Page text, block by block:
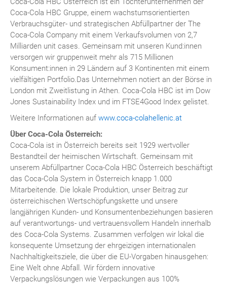
Coca-Cola HBC Gruppe, einem wachstumsorientierten
Verbrauchsgüter- und strategischen Abfüllpartner der The
Coca-Cola Company mit einem Verkaufsvolumen von 2,7
Milliarden unit cases. Gemeinsam mit unseren Kund:innen
versorgen wir gruppenweit mehr als 715 Millionen
Konsument:innen in 29 Ländern auf 3 Kontinenten mit einem
vielfältigen Portfolio.Das Unternehmen notiert an der Börse in
London mit Zweitlistung in Athen. Coca-Cola HBC ist im Dow
Jones Sustainability Index und im FTSE4Good Index gelistet.
Weitere Informationen auf www.coca-colahellenic.at
Über Coca-Cola Österreich:
Coca-Cola ist in Österreich bereits seit 1929 wertvoller
Bestandteil der heimischen Wirtschaft. Gemeinsam mit
unserem Abfüllpartner Coca-Cola HBC Österreich beschäftigt
das Coca-Cola System in Österreich knapp 1.000
Mitarbeitende. Die lokale Produktion, unser Beitrag zur
österreichischen Wertschöpfungskette und unsere
langjährigen Kunden- und Konsumentenbeziehungen basieren
auf verantwortungs- und vertrauensvollem Handeln innerhalb
des Coca-Cola Systems. Zusammen verfolgen wir lokal die
konsequente Umsetzung der ehrgeizigen internationalen
Nachhaltigkeitsziele, die über die EU-Vorgaben hinausgehen:
Eine Welt ohne Abfall. Wir fördern innovative
Verpackungslösungen wie Verpackungen aus 100%